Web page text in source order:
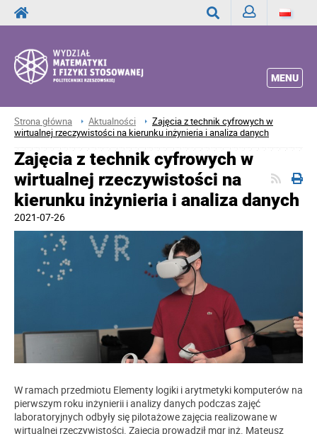
MENU
Strona główna Aktualności
Zajęcia z technik cyfrowych w
wirtualnej rzeczywistości na kierunku inżynieria i analiza danych
Zajęcia z technik cyfrowych w
wirtualnej rzeczywistości na
kierunku inżynieria i analiza danych
2021-07-26
W ramach przedmiotu Elementy logiki i arytmetyki komputerów na
pierwszym roku inżynierii i analizy danych podczas zajęć
laboratoryjnych odbyły się pilotażowe zajęcia realizowane w
wirtualnej rzeczywistości. Zajęcia prowadził mgr inż. Mateusz